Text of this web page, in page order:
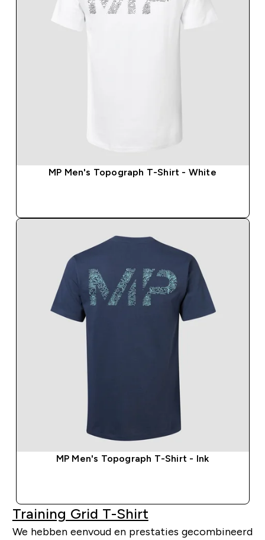
MP Men's Topograph T-Shirt - White
MP Men's Topograph T-Shirt - Ink
Training Grid T-Shirt
We hebben eenvoud en prestaties gecombineerd